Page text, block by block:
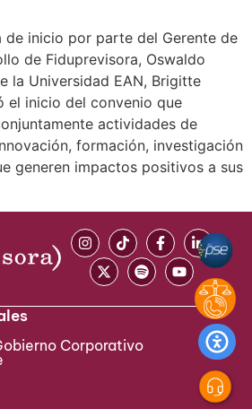
de inicio por parte del Gerente de
de Fiduprevisora, Oswaldo
la Universidad EAN, Brigitte
el inicio del convenio que
actividades de
formación, investigación
generen impactos positivos a sus
Corporativo